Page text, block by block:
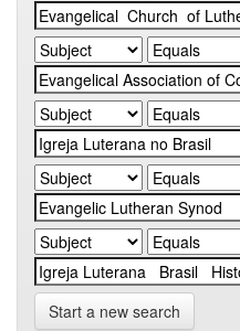
Start a new search